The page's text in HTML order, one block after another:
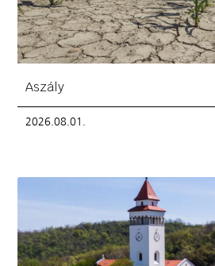
Aszály
2026.08.01.